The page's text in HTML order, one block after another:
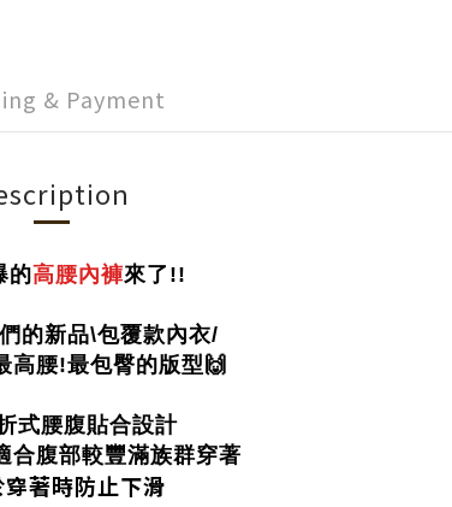
& Payment
的高腰內褲來了!!
的新品\包覆款內衣/
高腰!最包臀的版型🙌
式腰腹貼合設計
合腹部較豐滿族群穿著
著時防止下滑